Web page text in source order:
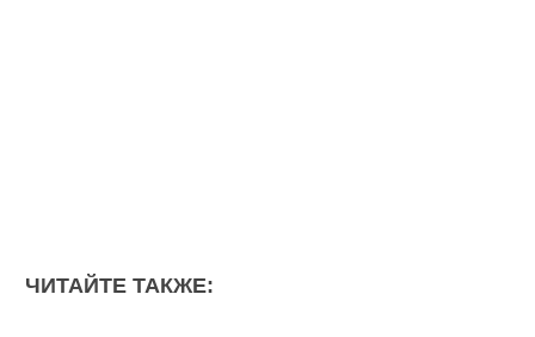
О победе
ЧИТАЙТЕ ТАКЖЕ: